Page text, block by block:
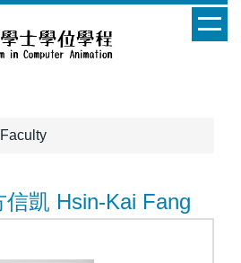
凱 Hsin-Kai Fang